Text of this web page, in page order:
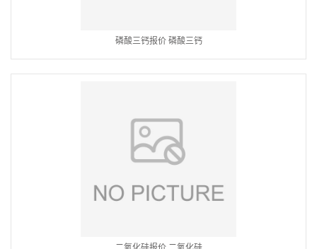
磷酸三钙报价 磷酸三钙